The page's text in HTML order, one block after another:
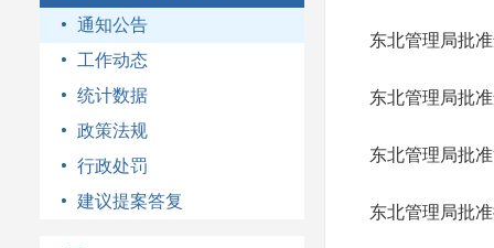
通知公告
工作动态
统计数据
政策法规
行政处罚
建议提案答复
东北管理局批
东北管理局批
东北管理局批
东北管理局批